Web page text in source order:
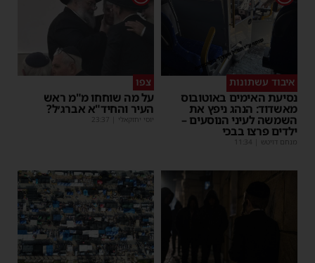
איבוד עשתונות
נסיעת האימים באוטובוס
מאשדוד: הנהג ניפץ את
השמשה לעיני הנוסעים –
ילדים פרצו בבכי
מנחם דויטש 11:34
צפו
על מה שוחחו מ"מ ראש
העיר והחיד"א אברג׳ל?
יוסי יחזקאלי 23:37